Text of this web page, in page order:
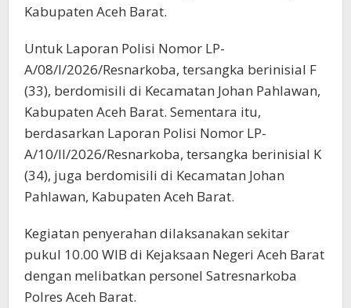
Kabupaten Aceh Barat.
Untuk Laporan Polisi Nomor LP-
A/08/I/2026/Resnarkoba, tersangka berinisial F
(33), berdomisili di Kecamatan Johan Pahlawan,
Kabupaten Aceh Barat. Sementara itu,
berdasarkan Laporan Polisi Nomor LP-
A/10/II/2026/Resnarkoba, tersangka berinisial K
(34), juga berdomisili di Kecamatan Johan
Pahlawan, Kabupaten Aceh Barat.
Kegiatan penyerahan dilaksanakan sekitar
pukul 10.00 WIB di Kejaksaan Negeri Aceh Barat
dengan melibatkan personel Satresnarkoba
Polres Aceh Barat.